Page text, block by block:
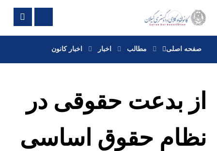
صفحه اصلی مطالب اخبار اخبار کانون
از بدعت حقوقی در
نظام حقوق اساسی